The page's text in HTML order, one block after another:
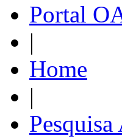
Portal
|
Home
|